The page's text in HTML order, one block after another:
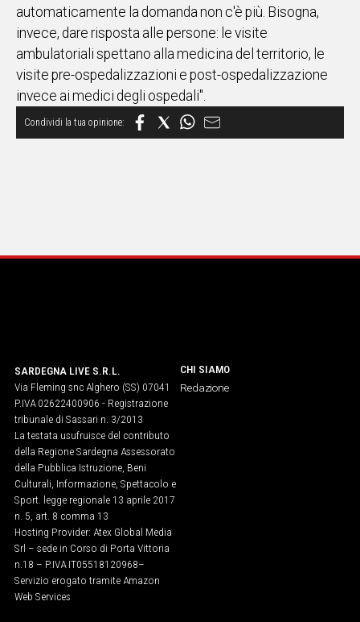
automaticamente la domanda non c'è più. Bisogna,
invece, dare risposta alle persone: le visite
ambulatoriali spettano alla medicina del territorio, le
visite pre-ospedalizzazioni e post-ospedalizzazione
invece ai medici degli ospedali".
SARDEGNA LIVE S.R.L.
Via Fleming snc Alghero (SS) 07041
P.IVA 02622400906 - Registrazione
tribunale di Sassari n. 3/2013
La testata usufruisce del contributo
della Regione Sardegna Assessorato
della Pubblica Istruzione, Beni
Culturali, Informazione, Spettacolo e
Sport. legge regionale 13 aprile 2017
n. 5, art. 8 comma 13
Hosting Provider: Atex Global Media
Srl – sede in Corso di Porta Vittoria
n.18 – P.IVA IT05518120968​–
Servizio erogato tramite Amazon
Web Services
CHI SIAMO
Redazione